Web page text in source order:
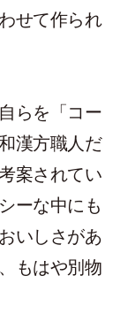
せて作られ
らを「コー
漢方職人だ
案されてい
ーな中にも
いしさがあ
もはや別物